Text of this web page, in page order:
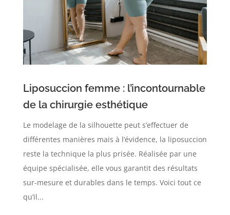
Liposuccion femme : l’incontournable
de la chirurgie esthétique
Le modelage de la silhouette peut s’effectuer de
différentes manières mais à l’évidence, la liposuccion
reste la technique la plus prisée. Réalisée par une
équipe spécialisée, elle vous garantit des résultats
sur-mesure et durables dans le temps. Voici tout ce
qu’il...